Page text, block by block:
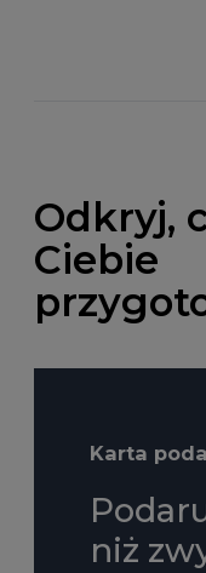
Odkryj,
Ciebie
Karta
niż